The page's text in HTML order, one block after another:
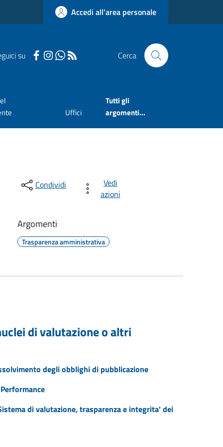
Accedi all'area personale
su Cerca
Uffici
Tutti gli
argomenti...
Condividi
Vedi
azioni
Argomenti
Trasparenza amministrativa
di valutazione o altri
degli obblighi di pubblicazione
di valutazione, trasparenza e integrita' dei